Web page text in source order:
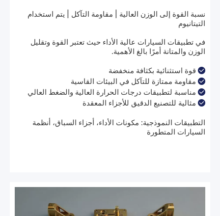
نسبة القوة إلى الوزن العالية | مقاومة التآكل | يتم استخدام
التيتانيوم
في تطبيقات السيارات عالية الأداء حيث تعتبر القوة وتقليل
الوزن والمتانة أمرًا بالغ الأهمية.
 قوة استثنائية بكثافة منخفضة
 مقاومة ممتازة للتآكل في البيئات القاسية
 مناسبة لتطبيقات درجات الحرارة العالية والضغط العالي
 مثالية للتصنيع الدقيق للأجزاء المعقدة
التطبيقات النموذجية: مكونات الأداء، أجزاء السباق، أنظمة
السيارات المتطورة